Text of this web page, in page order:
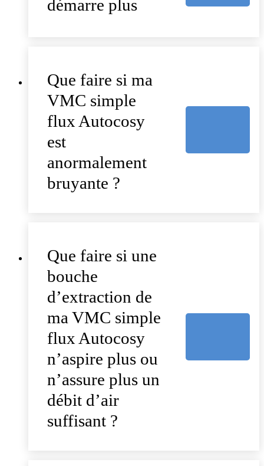
démarre plus
Que faire si ma
VMC simple
flux Autocosy
est
anormalement
bruyante ?
Que faire si une
bouche
d’extraction de
ma VMC simple
flux Autocosy
n’aspire plus ou
n’assure plus un
débit d’air
suffisant ?